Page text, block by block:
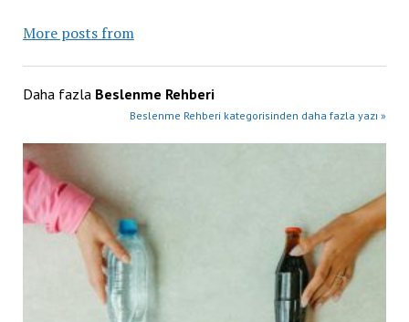
More posts from
Daha fazla Beslenme Rehberi
Beslenme Rehberi kategorisinden daha fazla yazı »